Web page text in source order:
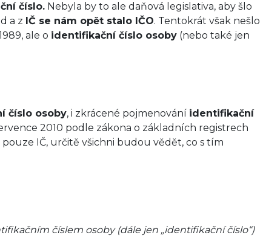
číslo. Nebyla by to ale daňová legislativa, aby šlo
a z IČ se nám opět stalo IČO. Tentokrát však nešlo
ale o identifikační číslo osoby (nebo také jen
číslo osoby, i zkrácené pojmenování identifikační
2010 podle zákona o základních registrech
IČ, určitě všichni budou vědět, co s tím
číslem osoby (dále jen „identifikační číslo“)